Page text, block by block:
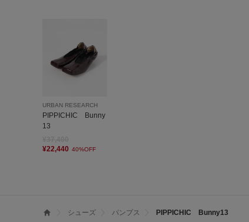
URBAN RESEARCH
PIPPICHIC Bunny
13
¥22,440 40%OFF
シューズ パンプス PIPPICHIC Bunny13